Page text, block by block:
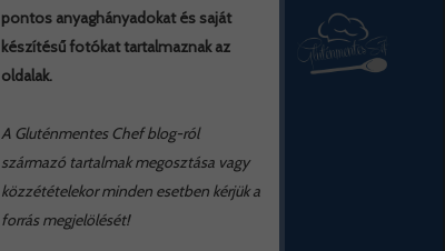
pontos anyaghányadokat és saját
készítésű fotókat tartalmaznak az
oldalak.
A Gluténmentes Chef blog-ról
származó tartalmak megosztása vagy
közzétételekor minden esetben kérjük a
forrás megjelölését!